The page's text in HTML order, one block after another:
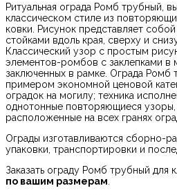
Ритуальная ограда Ромб трубный,
классическом стиле из
ковки. Рисунок представляет
стойками вдоль края, сверху и
Классический узор с простым
элементов-ромбов с заклепками в
заключенных в рамке. Ограда Ромб
примером экономной ценовой
оградок на могилу; техника
однотонные повторяющиеся
расположенные на всех гранях
Ограды изготавливаются сборно-
упаковки, транспортировки и
Заказать ограду Ромб трубный
по вашим размерам